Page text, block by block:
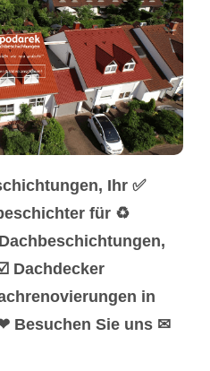
Ihr ✅
für ♻
Dachdecker
in
Besuchen Sie uns ✉